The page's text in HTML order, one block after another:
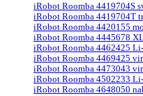
iRobot Roomba 4419704S
iRobot Roomba 4419704T
iRobot Roomba 4420155
iRobot Roomba 4445678
iRobot Roomba 4462425
iRobot Roomba 4469425
iRobot Roomba 4473043
iRobot Roomba 4502233
iRobot Roomba 4648050